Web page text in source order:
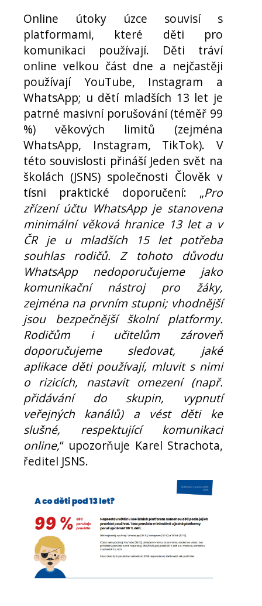
Online útoky úzce souvisí s
platformami, které děti pro
komunikaci používají. Děti tráví
online velkou část dne a nejčastěji
používají YouTube, Instagram a
WhatsApp; u dětí mladších 13 let je
patrné masivní porušování (téměř 99
%) věkových limitů (zejména
WhatsApp, Instagram, TikTok). V
této souvislosti přináší Jeden svět na
školách (JSNS) společnosti Člověk v
tísni praktické doporučení: „Pro
zřízení účtu WhatsApp je stanovena
minimální věková hranice 13 let a v
ČR je u mladších 15 let potřeba
souhlas rodičů. Z tohoto důvodu
WhatsApp nedoporučujeme jako
komunikační nástroj pro žáky,
zejména na prvním stupni; vhodnější
jsou bezpečnější školní platformy.
Rodičům i učitelům zároveň
doporučujeme sledovat, jaké
aplikace děti používají, mluvit s nimi
o rizicích, nastavit omezení (např.
přidávání do skupin, vypnutí
veřejných kanálů) a vést děti ke
slušné, respektující komunikaci
online,“ upozorňuje Karel Strachota,
ředitel JSNS.